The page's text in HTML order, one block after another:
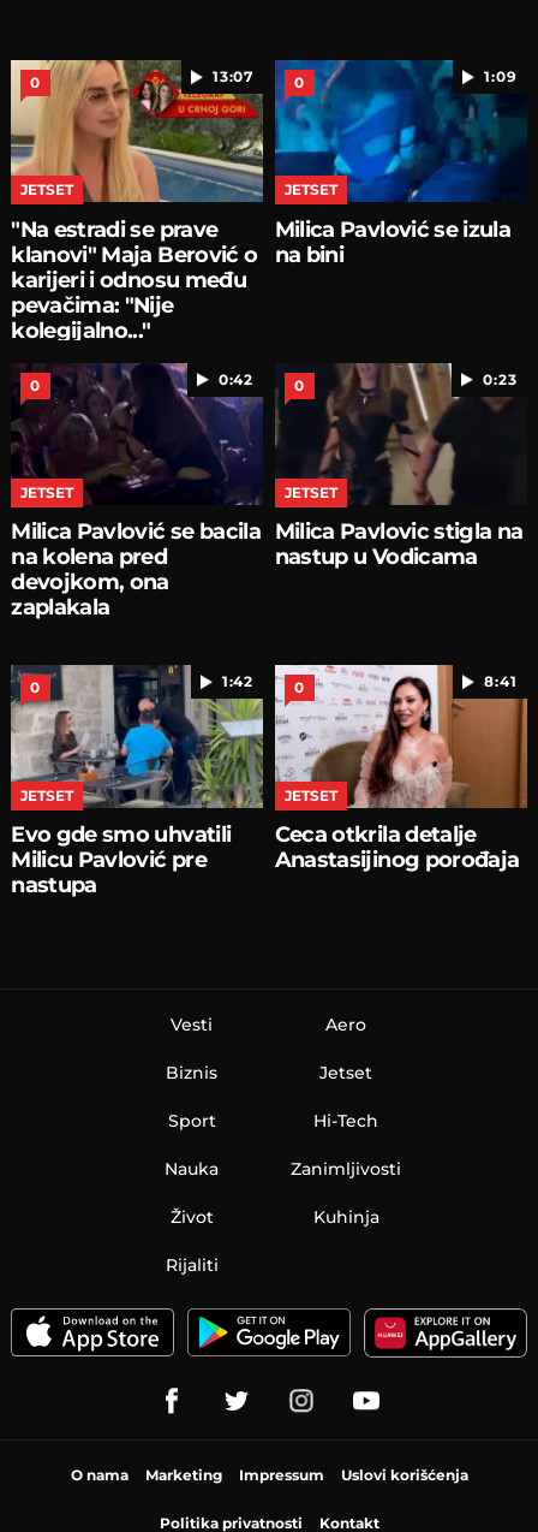
13:07
0
JETSET
"Na estradi se prave
klanovi" Maja Berović o
karijeri i odnosu među
pevačima: "Nije
kolegijalno..."
1:09
0
JETSET
Milica Pavlović se izula
na bini
0:42
0
JETSET
Milica Pavlović se bacila
na kolena pred
devojkom, ona
zaplakala
0:23
0
JETSET
Milica Pavlovic stigla na
nastup u Vodicama
1:42
0
JETSET
Evo gde smo uhvatili
Milicu Pavlović pre
nastupa
8:41
0
JETSET
Ceca otkrila detalje
Anastasijinog porođaja
Vesti
Biznis
Sport
Nauka
Aero
Jetset
Hi-Tech
Zanimljivosti
Život Kuhinja
Rijaliti
O nama Marketing Impressum Uslovi korišćenja
Politika privatnosti Kontakt